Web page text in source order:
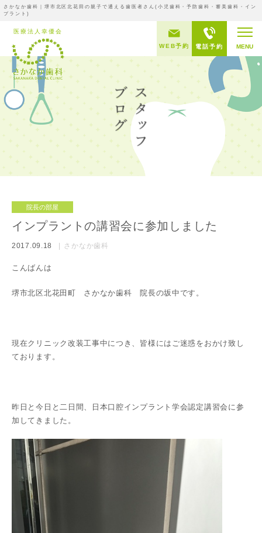
さかなか歯科｜堺市北区北花田の親子で通える歯医者さん(小児歯科・予防歯科・審美歯科・イン
プラント)
MENU
電話予約
WEB予約
院長の部屋
インプラントの講習会に参加しました
2017.09.18 さかなか歯科
こんばんは
堺市北区北花田町 さかなか歯科 院長の坂中です。
現在クリニック改装工事中につき、皆様にはご迷惑をおかけ致し
ております。
昨日と今日と二日間、日本口腔インプラント学会認定講習会に参
加してきました。